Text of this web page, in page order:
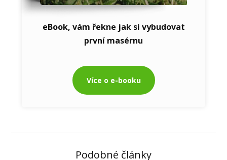
eBook, vám řekne jak si vybudovat
první masérnu
Více o e-booku
Podobné články